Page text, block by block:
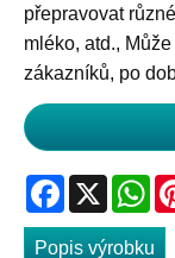
přepravovat
mléko, atd.,
zákazníků, po
Facebook
X
Popis výrobku